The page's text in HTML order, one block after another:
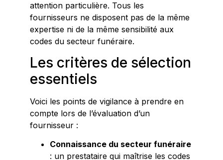
attention particulière. Tous les
fournisseurs ne disposent pas de la même
expertise ni de la même sensibilité aux
codes du secteur funéraire.
Les critères de sélection
essentiels
Voici les points de vigilance à prendre en
compte lors de l’évaluation d’un
fournisseur :
Connaissance du secteur funéraire
: un prestataire qui maîtrise les codes